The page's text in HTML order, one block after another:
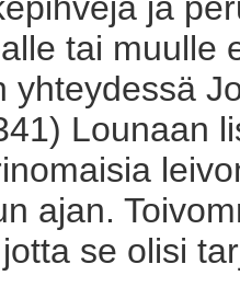
tai muulle
yhteydessä
Lounaan
ajan.
se olisi